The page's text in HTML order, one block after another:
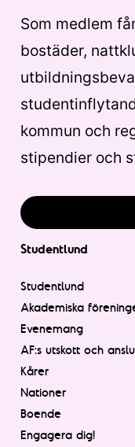
Som medlem
bostäder,
kommun och
stipendier och
Studentlund
Studentlund
Akademiska
Evenemang
AF:s utskott och
Kårer
Nationer
Boende
Engagera dig!